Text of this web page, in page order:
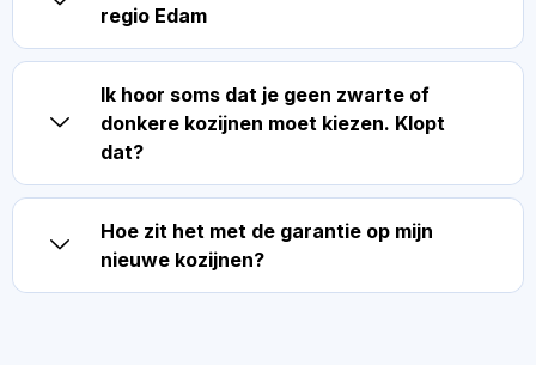
regio Edam
Ik hoor soms dat je geen zwarte of
donkere kozijnen moet kiezen. Klopt
dat?
Hoe zit het met de garantie op mijn
nieuwe kozijnen?